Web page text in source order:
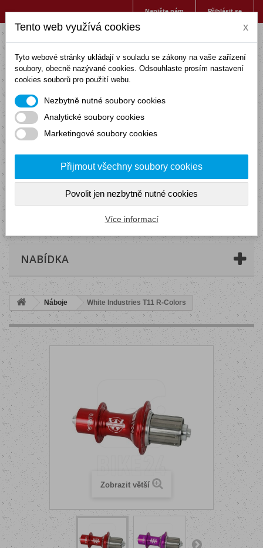
Přihlásit se
Napište nám
(prázdný)
NABÍDKA
Náboje White Industries T11 R-Colors
Zobrazit větší
Tento web využívá cookies x
Tyto webové stránky ukládají v souladu se zákony na vaše zařízení
soubory, obecně nazývané cookies. Odsouhlaste prosím nastavení
cookies souborů pro použití webu.
Nezbytně nutné soubory cookies
Analytické soubory cookies
Marketingové soubory cookies
Přijmout všechny soubory cookies
Povolit jen nezbytně nutné cookies
Více informací